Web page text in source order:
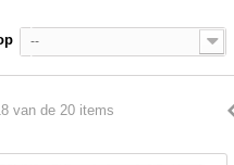
--
van de 20 items